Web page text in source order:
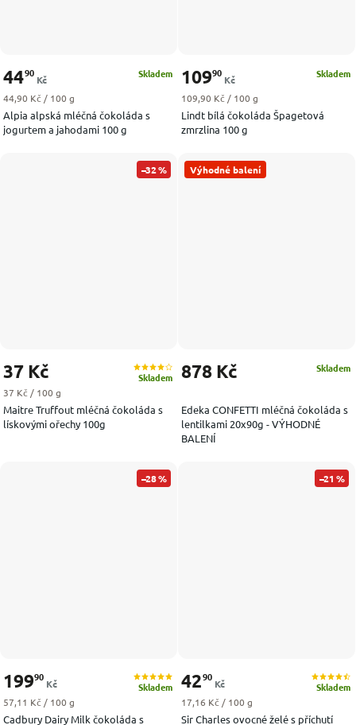
Alpia alpská mléčná čokoláda s
jogurtem a jahodami 100 g
Skladem
4490
Kč
Měrná cena:
44,90 Kč / 100 g
Lindt bílá čokoláda Špagetová
zmrzlina 100 g
Skladem
10990
Kč
Měrná cena:
109,90 Kč / 100 g
–32 %
Maitre Truffout mléčná čokoláda s
lískovými ořechy 100g
Skladem
37 Kč
Měrná cena:
37 Kč / 100 g
Výhodné balení
Edeka CONFETTI mléčná čokoláda s
lentilkami 20x90g - VÝHODNÉ
BALENÍ
Skladem
878 Kč
–28 %
Cadbury Dairy Milk čokoláda s
Skladem
19990
Kč
Měrná cena:
57,11 Kč / 100 g
–21 %
Sir Charles ovocné želé s příchutí
Skladem
4290
Kč
Měrná cena:
17,16 Kč / 100 g